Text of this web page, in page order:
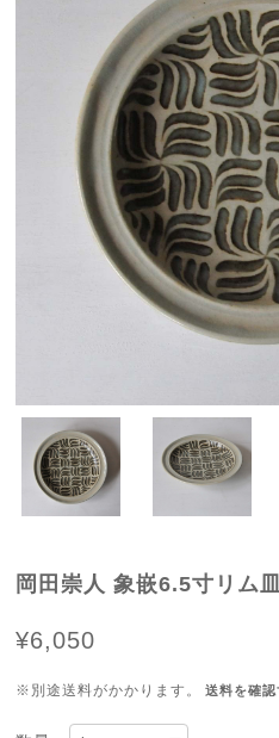
岡田崇人 象嵌6.5寸リム
¥6,050
※別途送料がかかります。 送料を確認